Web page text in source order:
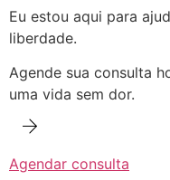
Eu estou aqui para
liberdade.
Agende sua consulta
uma vida sem dor.
Agendar consulta